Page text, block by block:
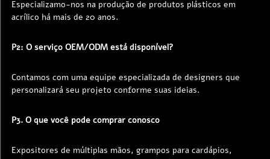
Especializamo-nos na produção de produtos plásticos em
acrílico há mais de 20 anos.
P2: O serviço OEM/ODM está disponível?
Contamos com uma equipe especializada de designers que
personalizará seu projeto conforme suas ideias.
P3. O que você pode comprar conosco
Expositores de múltiplas mãos, grampos para cardápios,